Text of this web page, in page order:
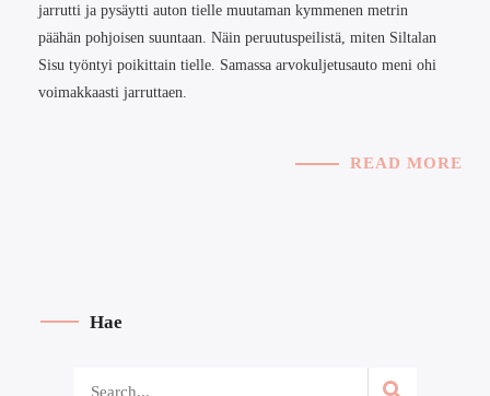
jarrutti ja pysäytti auton tielle muutaman kymmenen metrin
päähän pohjoisen suuntaan. Näin peruutuspeilistä, miten Siltalan
Sisu työntyi poikittain tielle. Samassa arvokuljetusauto meni ohi
voimakkaasti jarruttaen.
READ MORE
Hae